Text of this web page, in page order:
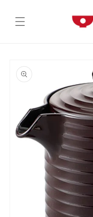
進む
報にス
キップ